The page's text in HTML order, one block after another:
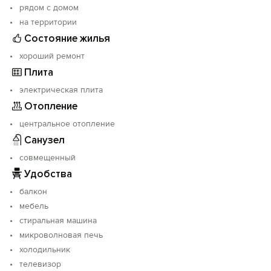
рядом с домом
на территории
Состояние жилья
хороший ремонт
Плита
электрическая плита
Отопление
центральное отопление
Санузел
совмещенный
Удобства
балкон
мебель
стиральная машина
микроволновая печь
холодильник
телевизор